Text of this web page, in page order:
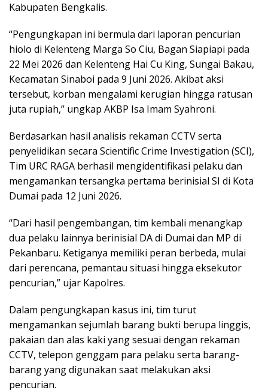
Kabupaten Bengkalis.
“Pengungkapan ini bermula dari laporan pencurian
hiolo di Kelenteng Marga So Ciu, Bagan Siapiapi pada
22 Mei 2026 dan Kelenteng Hai Cu King, Sungai Bakau,
Kecamatan Sinaboi pada 9 Juni 2026. Akibat aksi
tersebut, korban mengalami kerugian hingga ratusan
juta rupiah,” ungkap AKBP Isa Imam Syahroni.
Berdasarkan hasil analisis rekaman CCTV serta
penyelidikan secara Scientific Crime Investigation (SCI),
Tim URC RAGA berhasil mengidentifikasi pelaku dan
mengamankan tersangka pertama berinisial SI di Kota
Dumai pada 12 Juni 2026.
“Dari hasil pengembangan, tim kembali menangkap
dua pelaku lainnya berinisial DA di Dumai dan MP di
Pekanbaru. Ketiganya memiliki peran berbeda, mulai
dari perencana, pemantau situasi hingga eksekutor
pencurian,” ujar Kapolres.
Dalam pengungkapan kasus ini, tim turut
mengamankan sejumlah barang bukti berupa linggis,
pakaian dan alas kaki yang sesuai dengan rekaman
CCTV, telepon genggam para pelaku serta barang-
barang yang digunakan saat melakukan aksi
pencurian.